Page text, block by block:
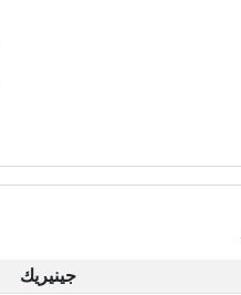
جينيريك